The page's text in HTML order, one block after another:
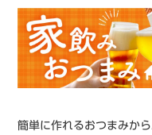
簡単に作れるおつまみか